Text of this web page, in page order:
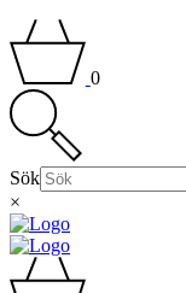
0
Sök
×